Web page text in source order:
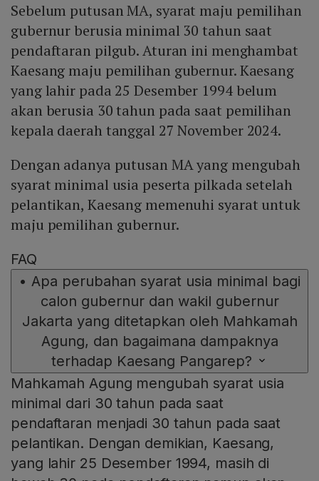
Sebelum putusan MA, syarat maju pemilihan
gubernur berusia minimal 30 tahun saat
pendaftaran pilgub. Aturan ini menghambat
Kaesang maju pemilihan gubernur. Kaesang
yang lahir pada 25 Desember 1994 belum
akan berusia 30 tahun pada saat pemilihan
kepala daerah tanggal 27 November 2024.
Dengan adanya putusan MA yang mengubah
syarat minimal usia peserta pilkada setelah
pelantikan, Kaesang memenuhi syarat untuk
maju pemilihan gubernur.
FAQ
• Apa perubahan syarat usia minimal bagi
calon gubernur dan wakil gubernur
Jakarta yang ditetapkan oleh Mahkamah
Agung, dan bagaimana dampaknya
terhadap Kaesang Pangarep?
Mahkamah Agung mengubah syarat usia
minimal dari 30 tahun pada saat
pendaftaran menjadi 30 tahun pada saat
pelantikan. Dengan demikian, Kaesang,
yang lahir 25 Desember 1994, masih di